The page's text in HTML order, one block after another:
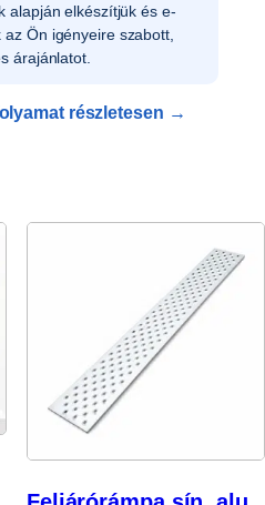
követően ellenőrizzük
rendelését rögzítjük
részletesen →